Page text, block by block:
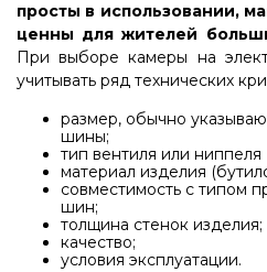
просты в использовании,
ценны для жителей
При выборе камеры на
учитывать ряд технических
размер, обычно
шины;
тип вентиля или
материал изделия
совместимость с типом
шин;
толщина стенок изделия;
качество;
условия эксплуатации.